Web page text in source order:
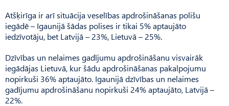
Atšķirīga ir arī situācija veselības apdrošināšanas polišu
iegādē – Igaunijā šādas polises ir tikai 5% aptaujāto
iedzīvotāju, bet Latvijā – 23%, Lietuvā – 25%.
Dzīvības un nelaimes gadījumu apdrošināšanu visvairāk
iegādājas Lietuvā, kur šādu apdrošināšanas pakalpojumu
nopirkuši 36% aptaujāto. Igaunijā dzīvības un nelaimes
gadījumu apdrošināšanu nopirkuši 24% aptaujāto, Latvijā –
22%.